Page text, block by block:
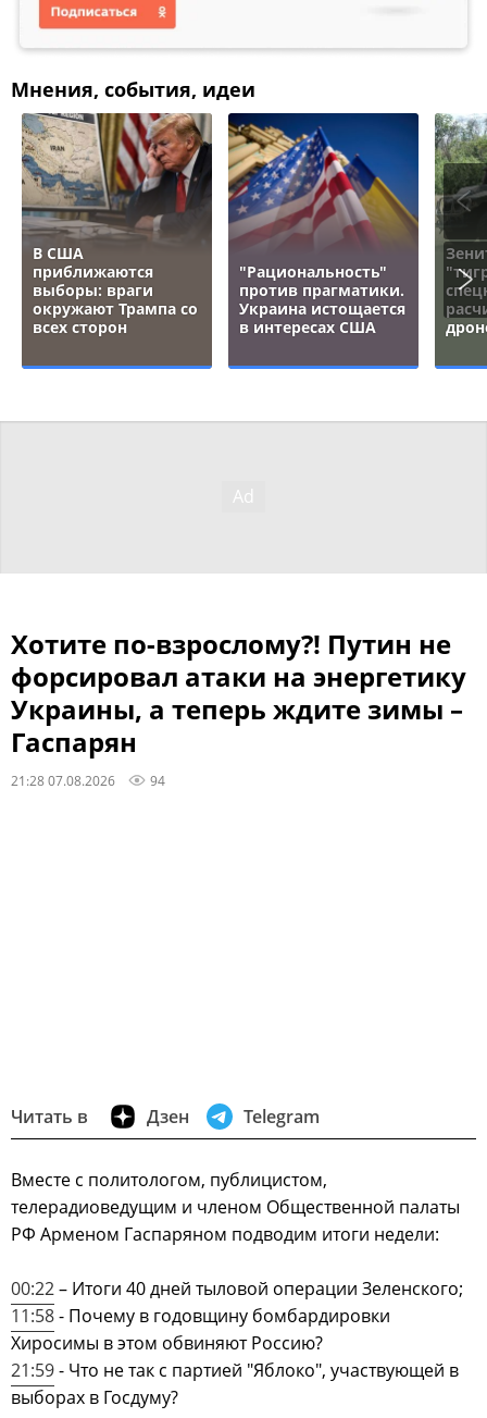
Мнения, события, идеи
В США
приближаются
выборы: враги
окружают Трампа со
всех сторон
"Рациональность"
против прагматики.
Украина истощается
в интересах США
Хотите по-взрослому?! Путин не
форсировал атаки на энергетику
Украины, а теперь ждите зимы –
Гаспарян
21:28 07.08.2026 94
Читать в Дзен Telegram
Вместе с политологом, публицистом,
телерадиоведущим и членом Общественной палаты
РФ Арменом Гаспаряном подводим итоги недели:
00:22– Итоги 40 дней тыловой операции Зеленского;
11:58- Почему в годовщину бомбардировки
Хиросимы в этом обвиняют Россию?
21:59- Что не так с партией "Яблоко", участвующей в
выборах в Госдуму?